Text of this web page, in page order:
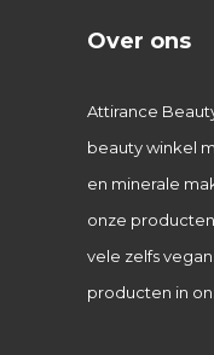
Over ons
Attirance
beauty winkel
en minerale
onze producten
vele zelfs
producten in